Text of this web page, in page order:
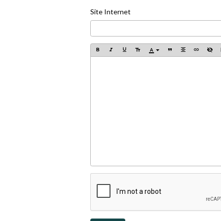
Site Internet